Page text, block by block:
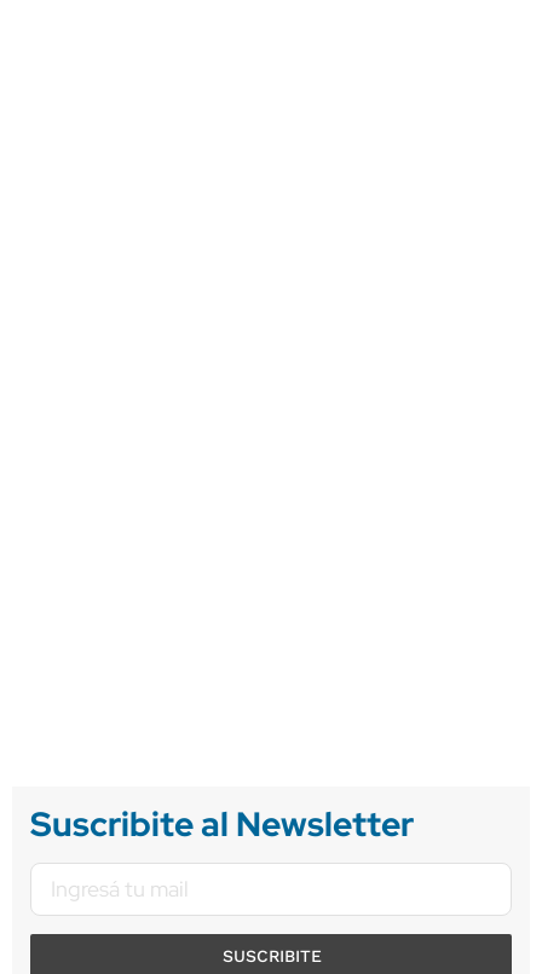
Suscribite al Newsletter
SUSCRIBITE